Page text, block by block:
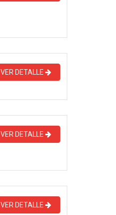
VER DETALLE
VER DETALLE
VER DETALLE